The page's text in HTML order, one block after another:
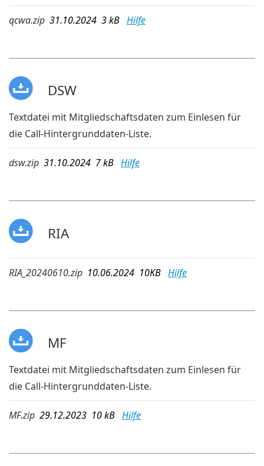
qcwa.zip 31.10.2024 3 kB Hilfe
DSW
Textdatei mit Mitgliedschaftsdaten zum Einlesen für
die Call-Hintergrunddaten-Liste.
dsw.zip 31.10.2024 7 kB Hilfe
RIA
RIA_20240610.zip 10.06.2024 10KB Hilfe
MF
Textdatei mit Mitgliedschaftsdaten zum Einlesen für
die Call-Hintergrunddaten-Liste.
MF.zip 29.12.2023 10 kB Hilfe